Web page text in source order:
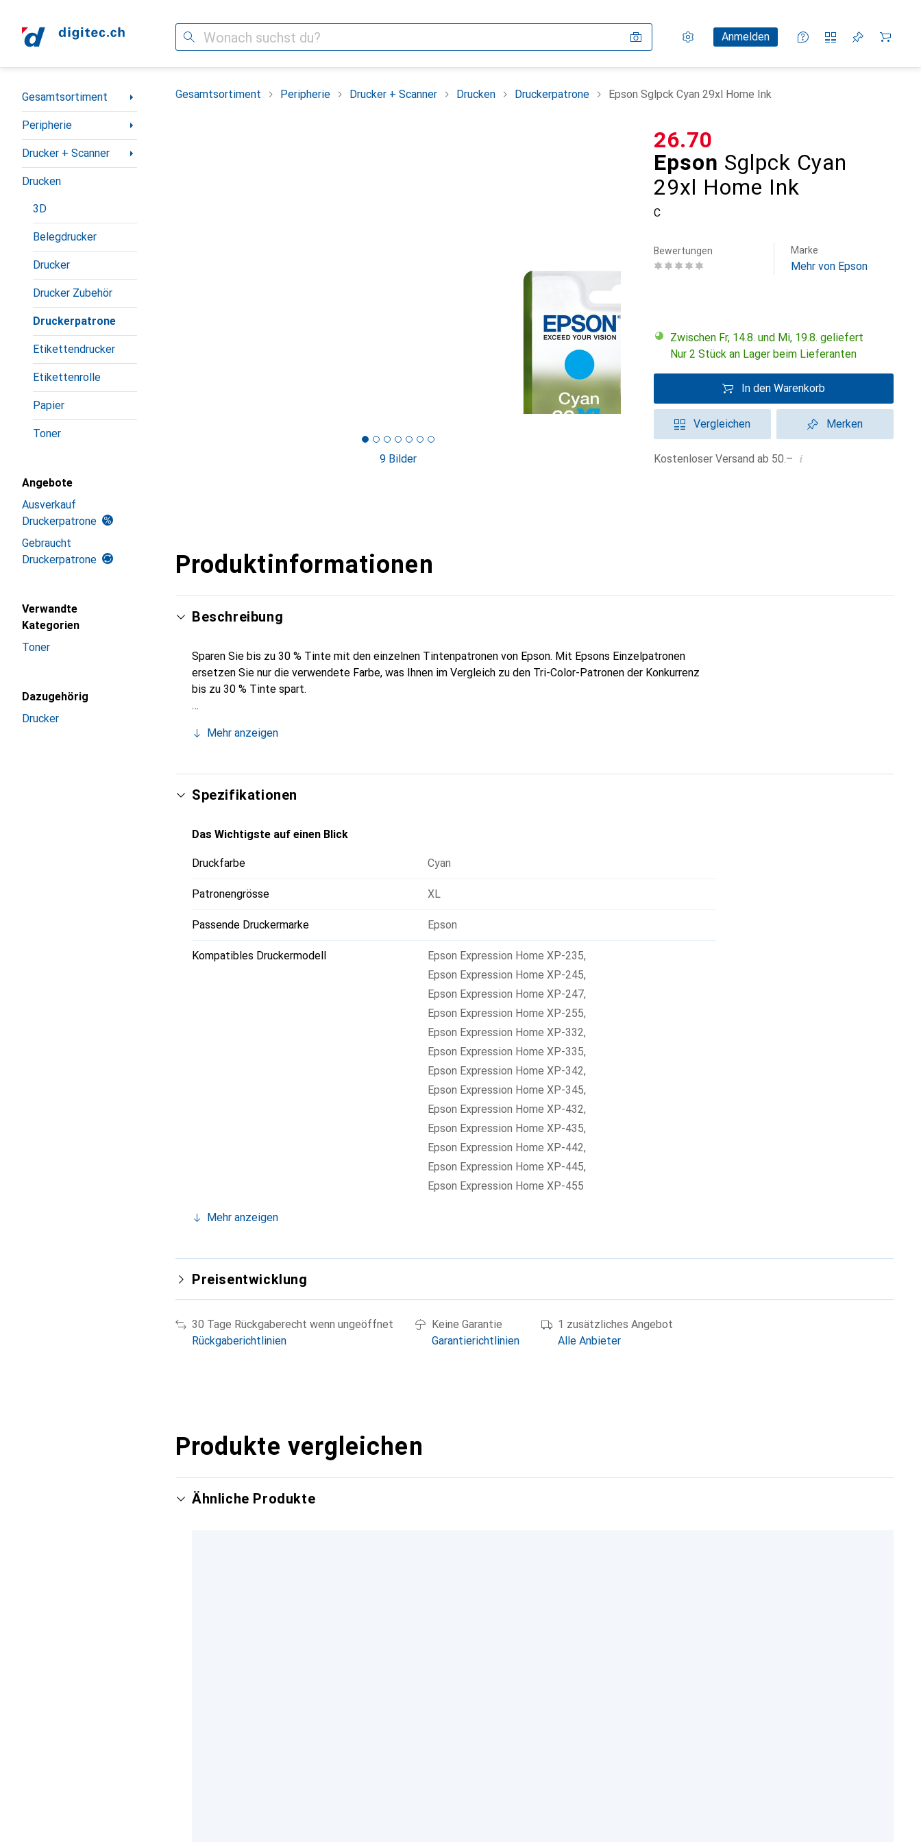
Suche Einstellungen
KundenkontoAnmelden
Vergleichslisten
Merklisten
Warenkorb
Navigation nach Kategorien
Gesamtsortiment
Peripherie
Drucker + Scanner
Drucken
3D
Belegdrucker
Drucker
Drucker Zubehör
Druckerpatrone
Etikettendrucker
Etikettenrolle
Papier
Toner
Angebote
Ausverkauf
Druckerpatrone
Gebraucht
Druckerpatrone
Verwandte
Kategorien
Toner
Dazugehörig
Drucker
Gesamtsortiment Peripherie Drucker + Scanner Drucken Druckerpatrone Epson Sglpck Cyan 29xl Home Ink
9 Bilder
Epson Sglpck Cyan
29xl Home Ink
C
CHF
26.70
Bewertungen Marke
Mehr von Epson
Zwischen Fr, 14.8. und Mi, 19.8. geliefert
Nur 2 Stück an Lager beim Lieferanten
In den Warenkorb
Vergleichen Merken
Kostenloser Versand ab 50.– i
Produktinformationen
Beschreibung
Sparen Sie bis zu 30 % Tinte mit den einzelnen Tintenpatronen von Epson. Mit Epsons Einzelpatronen
ersetzen Sie nur die verwendete Farbe, was Ihnen im Vergleich zu den Tri-Color-Patronen der Konkurrenz
bis zu 30 % Tinte spart.
Mehr anzeigen
Spezifikationen
Das Wichtigste auf einen Blick
Druckfarbe Cyan
Patronengrösse XL
Passende Druckermarke Epson
Kompatibles Druckermodell Epson Expression Home XP-235,
Epson Expression Home XP-245,
Epson Expression Home XP-247,
Epson Expression Home XP-255,
Epson Expression Home XP-332,
Epson Expression Home XP-335,
Epson Expression Home XP-342,
Epson Expression Home XP-345,
Epson Expression Home XP-432,
Epson Expression Home XP-435,
Epson Expression Home XP-442,
Epson Expression Home XP-445,
Epson Expression Home XP-455
Mehr anzeigen
Preisentwicklung
30 Tage Rückgaberecht wenn ungeöffnet
Rückgaberichtlinien
Keine Garantie
Garantierichtlinien
1 zusätzliches Angebot
Alle Anbieter
Produkte vergleichen
Ähnliche Produkte